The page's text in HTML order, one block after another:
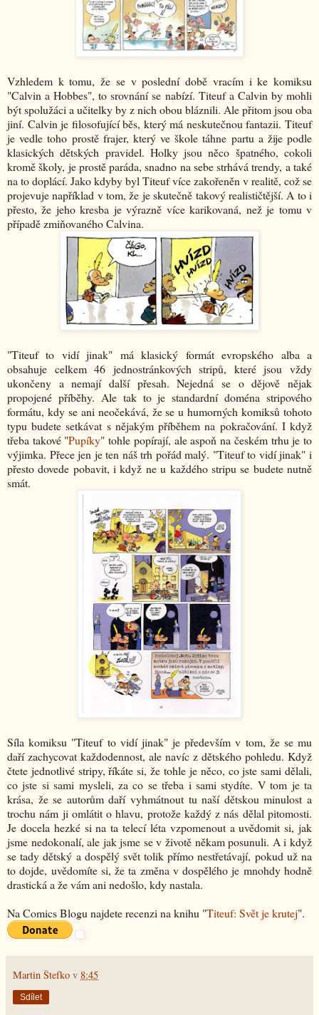
Vzhledem k tomu, že se v poslední době vracím i ke komiksu
"Calvin a Hobbes", to srovnání se nabízí. Titeuf a Calvin by mohli
být spolužáci a učitelky by z nich obou bláznili. Ale přitom jsou oba
jiní. Calvin je filosofující běs, který má neskutečnou fantazii. Titeuf
je vedle toho prostě frajer, který ve škole táhne partu a žije podle
klasických dětských pravidel. Holky jsou něco špatného, cokoli
kromě školy, je prostě paráda, snadno na sebe strhává trendy, a také
na to doplácí. Jako kdyby byl Titeuf více zakořeněn v realitě, což se
projevuje například v tom, že je skutečně takový realističtější. A to i
přesto, že jeho kresba je výrazně více karikovaná, než je tomu v
případě zmiňovaného Calvina.
"Titeuf to vidí jinak" má klasický formát evropského alba a
obsahuje celkem 46 jednostránkových stripů, které jsou vždy
ukončeny a nemají další přesah. Nejedná se o dějově nějak
propojené příběhy. Ale tak to je standardní doména stripového
formátu, kdy se ani neočekává, že se u humorných komiksů tohoto
typu budete setkávat s nějakým příběhem na pokračování. I když
třeba takové "Pupíky" tohle popírají, ale aspoň na českém trhu je to
výjimka. Přece jen je ten náš trh pořád malý. "Titeuf to vidí jinak" i
přesto dovede pobavit, i když ne u každého stripu se budete nutně
smát.
Síla komiksu "Titeuf to vidí jinak" je především v tom, že se mu
daří zachycovat každodennost, ale navíc z dětského pohledu. Když
čtete jednotlivé stripy, říkáte si, že tohle je něco, co jste sami dělali,
co jste si sami mysleli, za co se třeba i sami stydíte. V tom je ta
krása, že se autorům daří vyhmátnout tu naší dětskou minulost a
trochu nám ji omlátit o hlavu, protože každý z nás dělal pitomosti.
Je docela hezké si na ta telecí léta vzpomenout a uvědomit si, jak
jsme nedokonalí, ale jak jsme se v životě někam posunuli. A i když
se tady dětský a dospělý svět tolik přímo nestřetávají, pokud už na
to dojde, uvědomíte si, že ta změna v dospělého je mnohdy hodně
drastická a že vám ani nedošlo, kdy nastala.
Na Comics Blogu najdete recenzi na knihu "Titeuf: Svět je krutej".
Martin Štefko v 8:45
Sdílet